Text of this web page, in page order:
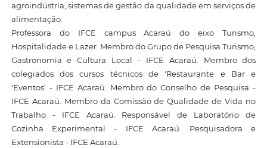
agroindústria, sistemas de gestão da qualidade em serviços de
alimentação.
Professora do IFCE campus Acaraú do eixo Turismo,
Hospitalidade e Lazer. Membro do Grupo de Pesquisa Turismo,
Gastronomia e Cultura Local - IFCE Acaraú. Membro dos
colegiados dos cursos técnicos de 'Restaurante e Bar e
'Eventos' - IFCE Acaraú. Membro do Conselho de Pesquisa -
IFCE Acaraú. Membro da Comissão de Qualidade de Vida no
Trabalho - IFCE Acaraú. Responsável de Laboratório de
Cozinha Experimental - IFCE Acaraú. Pesquisadora e
Extensionista - IFCE Acaraú.